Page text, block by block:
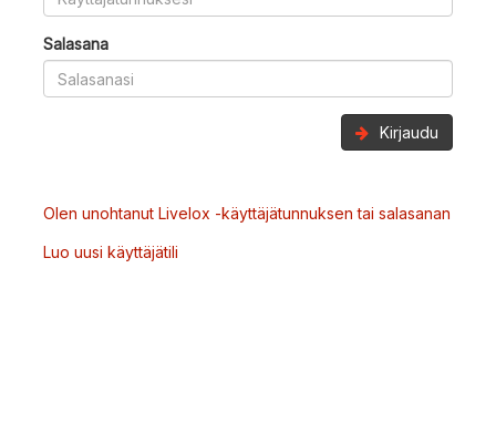
Salasana
Kirjaudu
Olen unohtanut Livelox -käyttäjätunnuksen tai salasanan
Luo uusi käyttäjätili